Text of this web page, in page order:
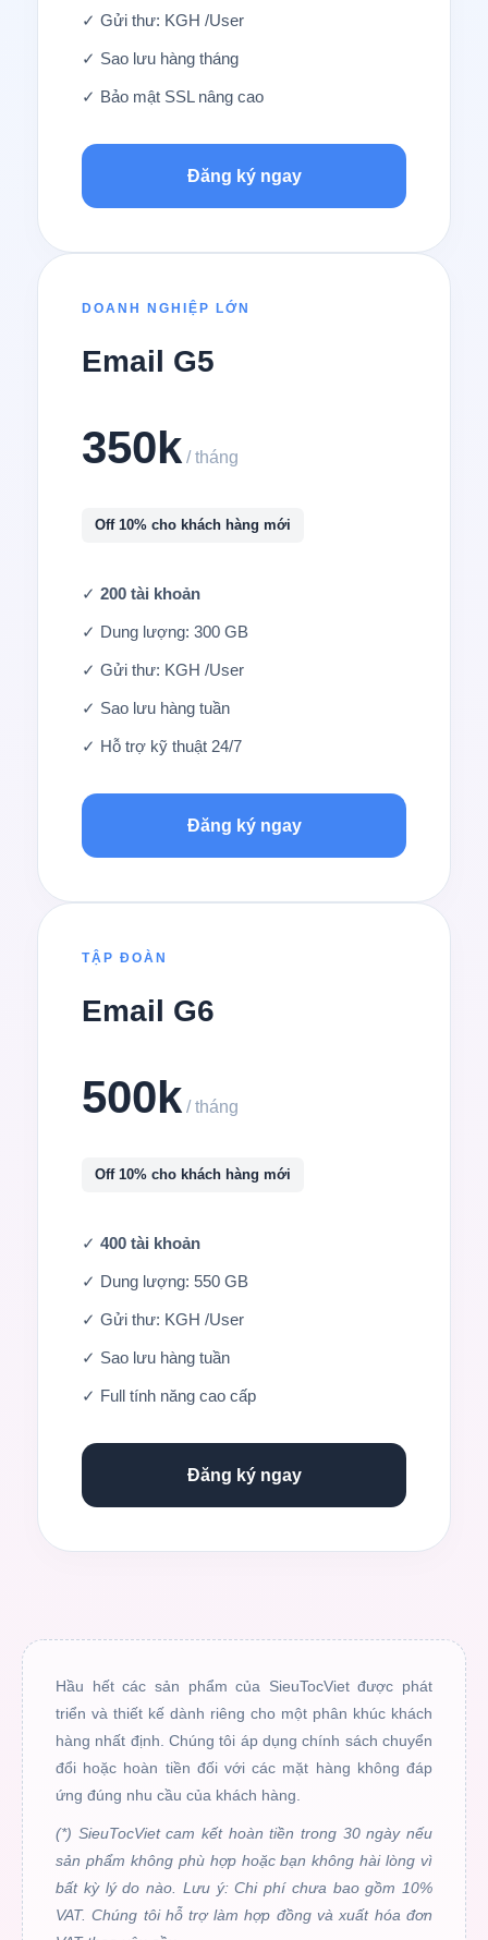
✓ Gửi thư: KGH /User
✓ Sao lưu hàng tháng
✓ Bảo mật SSL nâng cao
Đăng ký ngay
DOANH NGHIỆP LỚN
Email G5
350k / tháng
Off 10% cho khách hàng mới
✓ 200 tài khoản
✓ Dung lượng: 300 GB
✓ Gửi thư: KGH /User
✓ Sao lưu hàng tuần
✓ Hỗ trợ kỹ thuật 24/7
Đăng ký ngay
TẬP ĐOÀN
Email G6
500k / tháng
Off 10% cho khách hàng mới
✓ 400 tài khoản
✓ Dung lượng: 550 GB
✓ Gửi thư: KGH /User
✓ Sao lưu hàng tuần
✓ Full tính năng cao cấp
Đăng ký ngay
Hầu hết các sản phẩm của SieuTocViet được phát
triển và thiết kế dành riêng cho một phân khúc khách
hàng nhất định. Chúng tôi áp dụng chính sách chuyển
đổi hoặc hoàn tiền đối với các mặt hàng không đáp
ứng đúng nhu cầu của khách hàng.
(*) SieuTocViet cam kết hoàn tiền trong 30 ngày nếu
sản phẩm không phù hợp hoặc bạn không hài lòng vì
bất kỳ lý do nào. Lưu ý: Chi phí chưa bao gồm 10%
VAT. Chúng tôi hỗ trợ làm hợp đồng và xuất hóa đơn